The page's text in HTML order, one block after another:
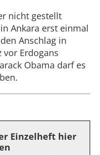
nicht gestellt
Ankara erst einmal
Anschlag in
vor Erdogans
Obama darf es
Einzelheft hier